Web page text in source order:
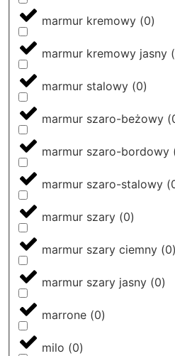
marmur kremowy (0)
marmur kremowy jasny (
marmur stalowy (0)
marmur szaro-beżowy (
marmur szaro-bordowy
marmur szaro-stalowy (
marmur szary (0)
marmur szary ciemny (0)
marmur szary jasny (0)
marrone (0)
milo (0)